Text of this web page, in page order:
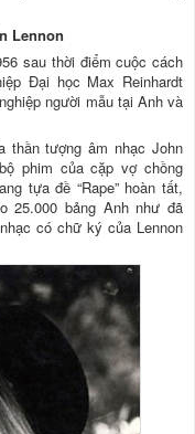
Lennon
sau thời điểm cuộc cách
Đại học Max Reinhardt
người mẫu tại Anh và
thần tượng âm nhạc John
phim của cặp vợ chồng
tựa đề “Rape” hoàn tất,
25.000 bảng Anh như đã
có chữ ký của Lennon